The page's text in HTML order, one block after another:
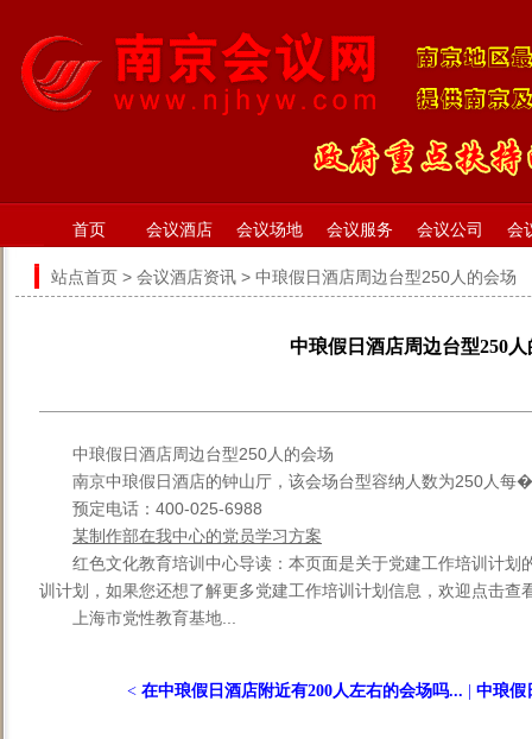
首页 会议酒店 会议场地 会议服务 会议公司 会
站点首页 > 会议酒店资讯 > 中琅假日酒店周边台型250人的会场
中琅假日酒店周边台型250
中琅假日酒店周边台型250人的会场
南京中琅假日酒店的钟山厅，该会场台型容纳人数为250人
预定电话：400-025-6988
某制作部在我中心的党员学习方案
红色文化教育培训中心导读：本页面是关于党建工作培训计划
训计划，如果您还想了解更多党建工作培训计划信息，欢迎点击查
上海市党性教育基地...
< 在中琅假日酒店附近有200人左右的会场吗... 中琅假